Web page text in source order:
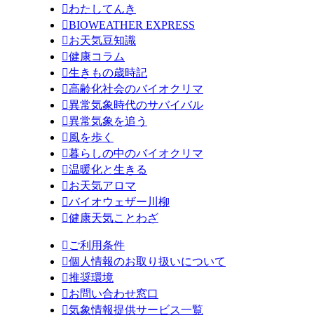
わたしてんき
BIOWEATHER EXPRESS
お天気豆知識
健康コラム
生きもの歳時記
高齢化社会のバイオクリマ
異常気象時代のサバイバル
異常気象を追う
 風を歩く
暮らしの中のバイオクリマ
温暖化と生きる
お天気アロマ
バイオウェザー川柳
健康天気ことわざ
 ご利用条件
個人情報のお取り扱いについて
推奨環境
お問い合わせ窓口
気象情報提供サービス一覧